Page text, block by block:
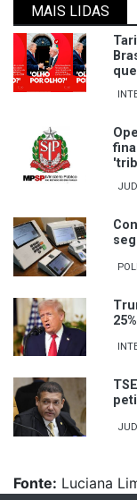
MAIS LIDAS
Fonte: Luciana